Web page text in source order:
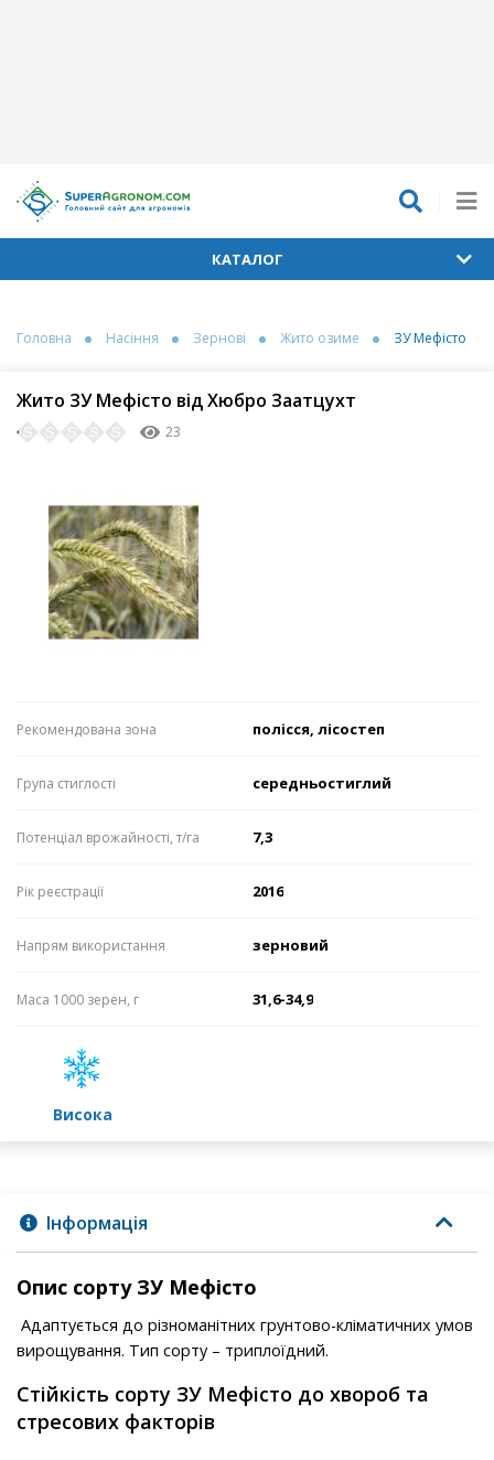
КАТАЛОГ
Головна Насіння Зернові Жито озиме ЗУ Мефісто
Жито ЗУ Мефісто від Хюбро Заатцухт
23
Рекомендована зона полісся, лісостеп
Група стиглості середньостиглий
Потенціал врожайності, т/га 7,3
Рік реєстрації 2016
Напрям використання зерновий
Маса 1000 зерен, г 31,6-34,9
високa
Інформація
Опис сорту ЗУ Мефісто
Адаптується до різноманітних грунтово-кліматичних умов
вирощування. Тип сорту – триплоїдний.
Стійкість сорту ЗУ Мефісто до хвороб та
стресових факторів